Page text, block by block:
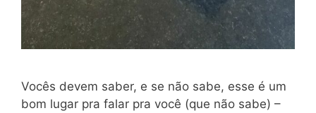
Vocês devem saber, e se não sabe, esse é um
bom lugar pra falar pra você (que não sabe) –